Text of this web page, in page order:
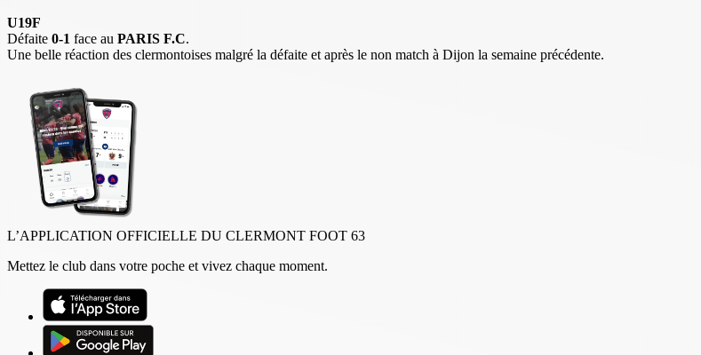
U19F
Défaite 0-1 face au PARIS F.C.
Une belle réaction des clermontoises malgré la défaite et après le non match à Dijon la semaine précédente.
L’APPLICATION OFFICIELLE DU CLERMONT FOOT 63
Mettez le club dans votre poche et vivez chaque moment.